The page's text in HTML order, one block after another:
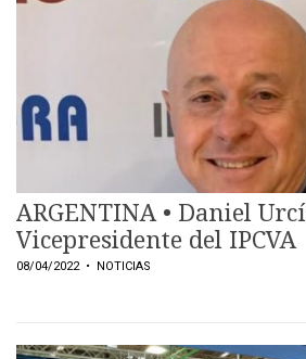
ARGENTINA • Daniel
Vicepresidente del IPCVA
08/04/2022• NOTICIAS